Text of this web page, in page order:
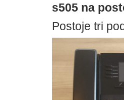
s505 na
Postoje tri